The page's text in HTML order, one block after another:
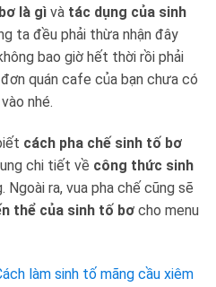
là gì và tác dụng của sinh
ta đều phải thừa nhận đây
bao giờ hết thời rồi phải
quán cafe của bạn chưa có
nhé.
cách pha chế sinh tố bơ
chi tiết về công thức sinh
Ngoài ra, vua pha chế cũng sẽ
thể của sinh tố bơ cho menu
làm sinh tố mãng cầu xiêm